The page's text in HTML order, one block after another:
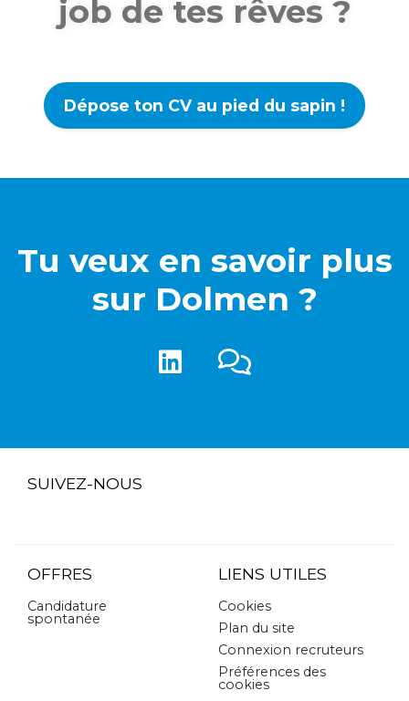
job de tes rêves ?
Dépose ton CV au pied du sapin !
Tu veux en savoir plus
sur Dolmen ?
SUIVEZ-NOUS
OFFRES
Candidature
spontanée
LIENS UTILES
Cookies
Plan du site
Connexion recruteurs
Préférences des
cookies